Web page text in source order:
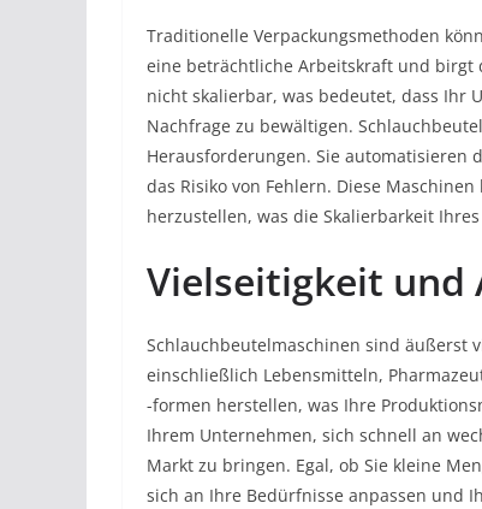
Traditionelle Verpackungsmethoden
eine beträchtliche Arbeitskraft und birgt
nicht skalierbar, was bedeutet, dass Ihr
Nachfrage zu bewältigen.
Herausforderungen. Sie automatisieren
das Risiko von Fehlern. Diese
herzustellen, was die Skalierbarkeit
Vielseitigkeit und
Schlauchbeutelmaschinen sind äußerst
einschließlich Lebensmitteln,
-formen herstellen, was Ihre
Ihrem Unternehmen, sich schnell an
Markt zu bringen. Egal, ob Sie kleine
sich an Ihre Bedürfnisse anpassen und